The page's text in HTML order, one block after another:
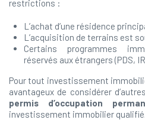
restrictions :
L’achat d’une résidence
L’acquisition de terrains est
Certains programmes
réservés aux étrangers (PDS,
Pour tout investissement
avantageux de considérer
permis d’occupation
investissement immobilier qualifié.